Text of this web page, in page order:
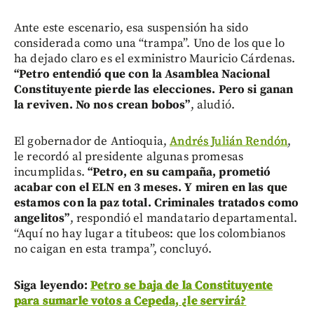
Ante este escenario, esa suspensión ha sido
considerada como una “trampa”. Uno de los que lo
ha dejado claro es el exministro Mauricio Cárdenas.
“Petro entendió que con la Asamblea Nacional
Constituyente pierde las elecciones. Pero si ganan
la reviven. No nos crean bobos”, aludió.
El gobernador de Antioquia,Andrés Julián Rendón,
le recordó al presidente algunas promesas
incumplidas. “Petro, en su campaña, prometió
acabar con el ELN en 3 meses. Y miren en las que
estamos con la paz total. Criminales tratados como
angelitos”, respondió el mandatario departamental.
“Aquí no hay lugar a titubeos: que los colombianos
no caigan en esta trampa”, concluyó.
Siga leyendo:Petro se baja de la Constituyente
para sumarle votos a Cepeda, ¿le servirá?